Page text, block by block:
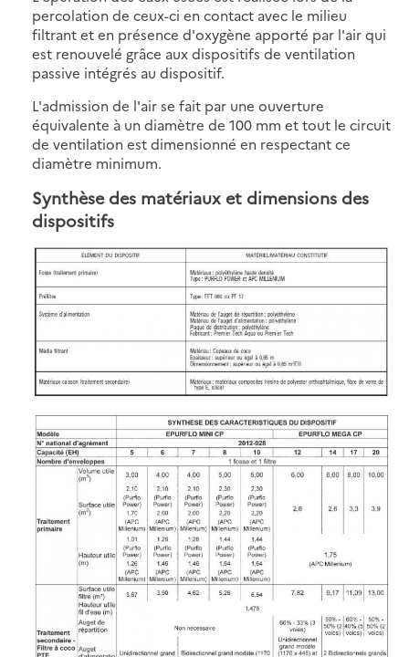
percolation de ceux-ci en contact avec le milieu
filtrant et en présence d'oxygène apporté par l'air qui
est renouvelé grâce aux dispositifs de ventilation
passive intégrés au dispositif.
L'admission de l'air se fait par une ouverture
équivalente à un diamètre de 100 mm et tout le circuit
de ventilation est dimensionné en respectant ce
diamètre minimum.
Synthèse des matériaux et dimensions des
dispositifs